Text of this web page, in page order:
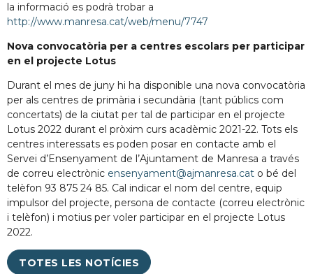
la informació es podrà trobar a
http://www.manresa.cat/web/menu/7747
Nova convocatòria per a centres escolars per participar
en el projecte Lotus
Durant el mes de juny hi ha disponible una nova convocatòria
per als centres de primària i secundària (tant públics com
concertats) de la ciutat per tal de participar en el projecte
Lotus 2022 durant el pròxim curs acadèmic 2021-22. Tots els
centres interessats es poden posar en contacte amb el
Servei d’Ensenyament de l’Ajuntament de Manresa a través
de correu electrònic ensenyament@ajmanresa.cat o bé del
telèfon 93 875 24 85. Cal indicar el nom del centre, equip
impulsor del projecte, persona de contacte (correu electrònic
i telèfon) i motius per voler participar en el projecte Lotus
2022.
TOTES LES NOTÍCIES